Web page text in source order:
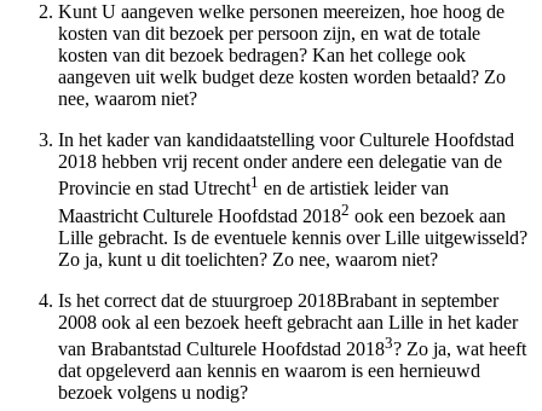
Kunt U aangeven welke personen meereizen, hoe hoog de
kosten van dit bezoek per persoon zijn, en wat de totale
kosten van dit bezoek bedragen? Kan het college ook
aangeven uit welk budget deze kosten worden betaald? Zo
nee, waarom niet?
In het kader van kandidaatstelling voor Culturele Hoofdstad
2018 hebben vrij recent onder andere een delegatie van de
Provincie en stad Utrecht1 en de artistiek leider van
Maastricht Culturele Hoofdstad 20182 ook een bezoek aan
Lille gebracht. Is de eventuele kennis over Lille uitgewisseld?
Zo ja, kunt u dit toelichten? Zo nee, waarom niet?
Is het correct dat de stuurgroep 2018Brabant in september
2008 ook al een bezoek heeft gebracht aan Lille in het kader
van Brabantstad Culturele Hoofdstad 20183? Zo ja, wat heeft
dat opgeleverd aan kennis en waarom is een hernieuwd
bezoek volgens u nodig?